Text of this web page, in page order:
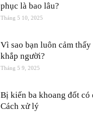
phục là bao lâu?
Tháng 5 10, 2025
Vì sao bạn luôn cảm
khắp người?
Tháng 5 9, 2025
Bị kiến ba khoang đốt có
Cách xử lý